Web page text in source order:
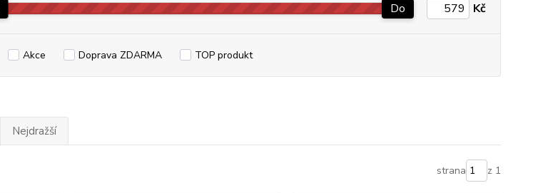
Do Kč
Akce Doprava ZDARMA TOP produkt
Nejdražší
strana z 1